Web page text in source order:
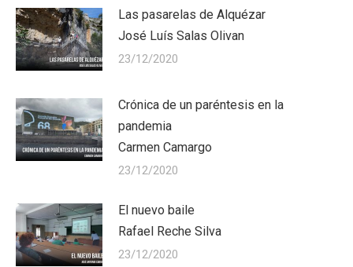
Las pasarelas de Alquézar
José Luís Salas Olivan
23/12/2020
Crónica de un paréntesis en la
pandemia
Carmen Camargo
23/12/2020
El nuevo baile
Rafael Reche Silva
23/12/2020